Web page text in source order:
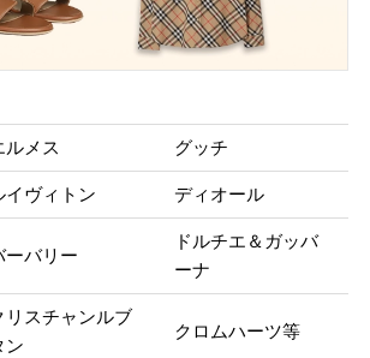
ルメス グッチ
イヴィトン ディオール
ーバリー
ドルチエ＆ガッバ
ーナ
リスチャンルブ
ン
クロムハーツ等